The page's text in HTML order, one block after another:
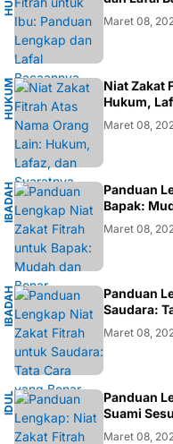
Maret 08,
H
U
KU
M
I
S
L
AM
Niat Zakat
Hukum,
Maret 08,
I
B
A
DA
H
I
S
L
AM
Panduan
Bapak:
Maret 08,
I
B
A
DA
H
I
S
L
AM
Panduan
Saudara:
Maret 08,
I
D
U
L
F
I
T
RI
Panduan
Suami
Maret 08,